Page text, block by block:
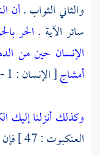
والثاني الثواب .أن
سائر الآية . الحر
الإنسان حين من
أمشاج[ الإنسان : 1 - 2 ] فإن الأول آدم والثاني : ولده .
وكذلك أنزلنا إليك
العنكبوت : 47 ] فإن الأول القرآن ، والثاني التوراة والإنجيل .